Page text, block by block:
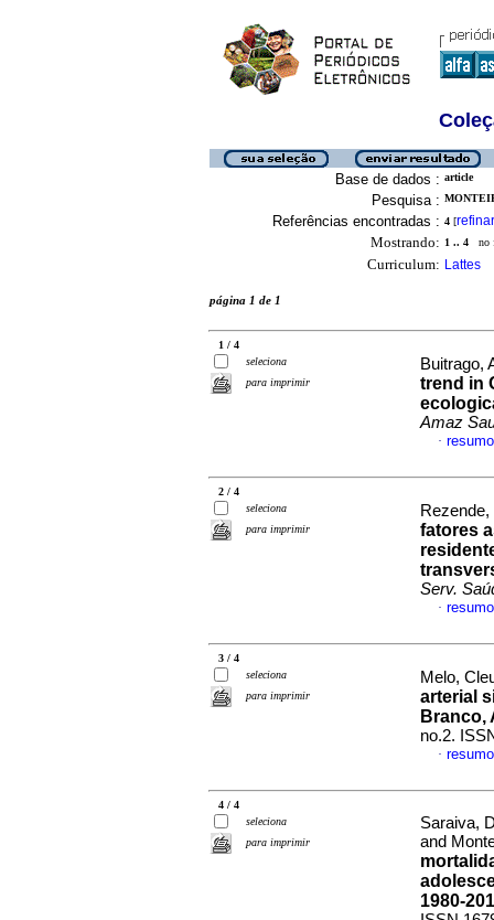
Base de dados : article
Pesquisa :
Referências encontradas : 4 [refinar
Mostrando: 1 .. 4 no
Curriculum: Lattes
página 1 de 1
1 / 4
seleciona
para imprimir
Buitrago,
trend in
Amaz
·
2 / 4
seleciona
para imprimir
fatores
Serv.
·
3 / 4
seleciona
para imprimir
Melo,
arterial
Branco,
no.2.
·
4 / 4
seleciona
para imprimir
Saraiva,
and
1980-